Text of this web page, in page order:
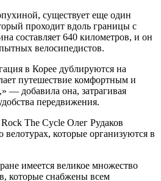
существует еще один
проходит вдоль границы с
составляет 640 километров, и он
велосипедистов.
в Корее дублируются на
путешествие комфортным и
— добавила она, затрагивая
передвижения.
The Cycle Олег Рудаков
которые организуются в
имеется великое множество
которые снабжены всем